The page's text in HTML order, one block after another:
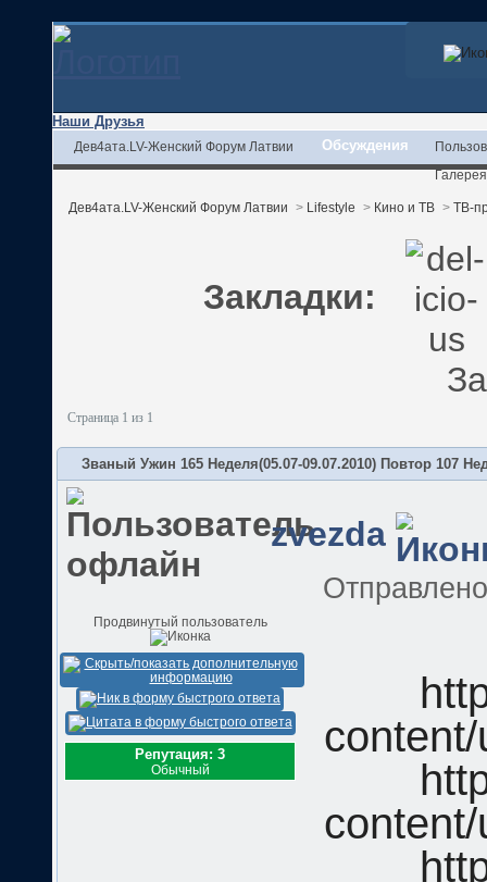
Наши Друзья
Дев4ата.LV-Женский Форум Латвии Обсуждения
Галерея
Дев4ата.LV-Женский Форум Латвии > Lifestyle > Кино и ТВ > ТВ-
Закладки:
Страница 1 из 1
Званый Ужин 165 Неделя(05.07-09.07.2010) Повтор 107
zvezda
Продвинутый пользователь
Репутация: 3
Обычный